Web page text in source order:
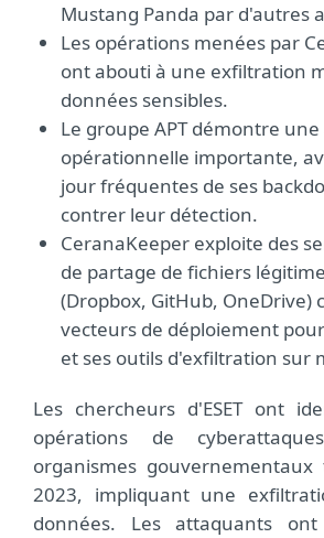
Mustang Panda par d'autres
Les opérations menées par
ont abouti à une exfiltration
données sensibles.
Le groupe APT démontre
opérationnelle importante,
jour fréquentes de ses
contrer leur détection.
CeranaKeeper exploite des
de partage de fichiers
(Dropbox, GitHub, OneDrive)
vecteurs de déploiement
et ses outils d'exfiltration sur
Les chercheurs d'ESET ont
opérations de
organismes gouvernementaux
2023, impliquant une
données. Les attaquants